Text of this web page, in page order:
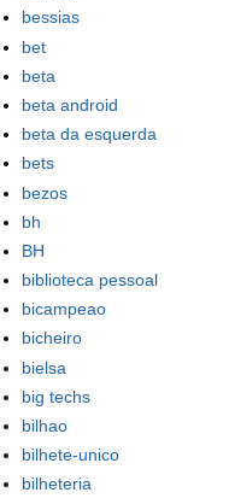
bessias
bet
beta
beta android
beta da esquerda
bets
bezos
bh
BH
biblioteca pessoal
bicampeao
bicheiro
bielsa
big techs
bilhao
bilhete-unico
bilheteria